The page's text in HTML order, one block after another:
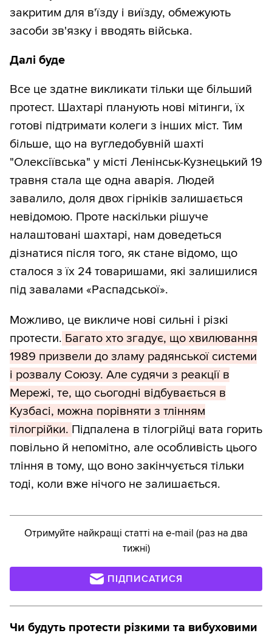
закритим для в'їзду і виїзду, обмежують
засоби зв'язку і вводять війська.
Далі буде
Все це здатне викликати тільки ще більший
протест. Шахтарі планують нові мітинги, їх
готові підтримати колеги з інших міст. Тим
більше, що на вугледобувній шахті
"Олексіївська" у місті Ленінськ-Кузнецький 19
травня стала ще одна аварія. Людей
завалило, доля двох гірніків залишається
невідомою. Проте наскільки рішуче
налаштовані шахтарі, нам доведеться
дізнатися після того, як стане відомо, що
сталося з їх 24 товаришами, які залишилися
під завалами «Распадської».
Можливо, це викличе нові сильні і різкі
протести. Багато хто згадує, що хвилювання
1989 призвели до зламу радянської системи
і розвалу Союзу. Але судячи з реакції в
Мережі, те, що сьогодні відбувається в
Кузбасі, можна порівняти з тлінням
тілогрійки. Підпалена в тілогрійці вата горить
повільно й непомітно, але особливість цього
тління в тому, що воно закінчується тільки
тоді, коли вже нічого не залишається.
Отримуйте найкращі статті на e-mail (раз на два
тижні)
ПІДПИСАТИСЯ
Чи будуть протести різкими та вибуховими